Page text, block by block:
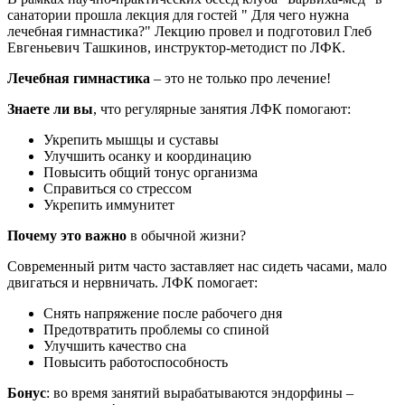
санатории прошла лекция для гостей " Для чего нужна
лечебная гимнастика?" Лекцию провел и подготовил Глеб
Евгеньевич Ташкинов, инструктор-методист по ЛФК.
Лечебная гимнастика – это не только про лечение!
Знаете ли вы, что регулярные занятия ЛФК помогают:
Укрепить мышцы и суставы
Улучшить осанку и координацию
Повысить общий тонус организма
Справиться со стрессом
Укрепить иммунитет
Почему это важно в обычной жизни?
Современный ритм часто заставляет нас сидеть часами, мало
двигаться и нервничать. ЛФК помогает:
Снять напряжение после рабочего дня
Предотвратить проблемы со спиной
Улучшить качество сна
Повысить работоспособность
Бонус: во время занятий вырабатываются эндорфины –